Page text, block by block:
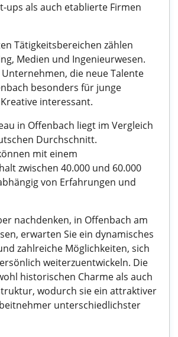
ups als auch etablierte Firmen
Tätigkeitsbereichen zählen
Medien und Ingenieurwesen.
die neue Talente
besonders für junge
interessant.
in Offenbach liegt im Vergleich
Durchschnitt.
mit einem
zwischen 40.000 und 60.000
von Erfahrungen und
nachdenken, in Offenbach am
erwarten Sie ein dynamisches
zahlreiche Möglichkeiten, sich
weiterzuentwickeln. Die
historischen Charme als auch
wodurch sie ein attraktiver
unterschiedlichster